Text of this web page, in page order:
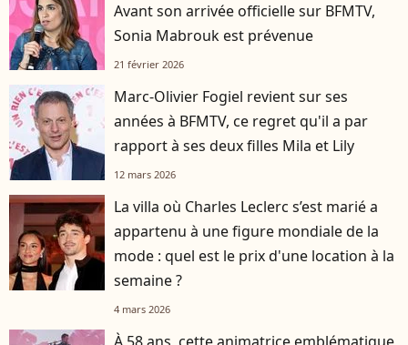
Avant son arrivée officielle sur BFMTV,
Sonia Mabrouk est prévenue
21 février 2026
Marc-Olivier Fogiel revient sur ses
années à BFMTV, ce regret qu'il a par
rapport à ses deux filles Mila et Lily
12 mars 2026
La villa où Charles Leclerc s’est marié a
appartenu à une figure mondiale de la
mode : quel est le prix d'une location à la
semaine ?
4 mars 2026